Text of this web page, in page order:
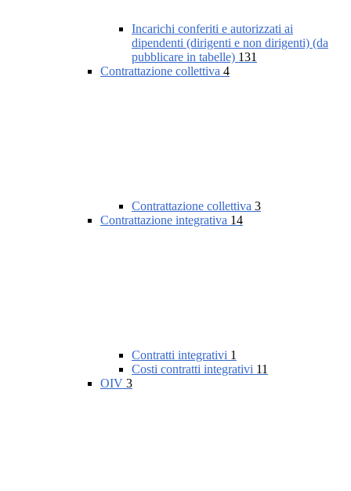
Incarichi conferiti e autorizzati ai
dipendenti (dirigenti e non dirigenti) (da
pubblicare in tabelle) 131
Contrattazione collettiva 4
Contrattazione collettiva 3
Contrattazione integrativa 14
Contratti integrativi 1
Costi contratti integrativi 11
OIV 3